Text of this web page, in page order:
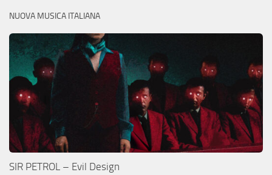
NUOVA MUSICA ITALIANA
SIR PETROL – Evil Design